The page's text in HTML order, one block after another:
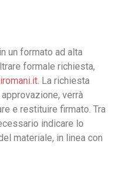
un formato ad alta
formale richiesta,
. La richiesta
verrà
e restituire firmato. Tra
indicare lo
materiale, in linea con